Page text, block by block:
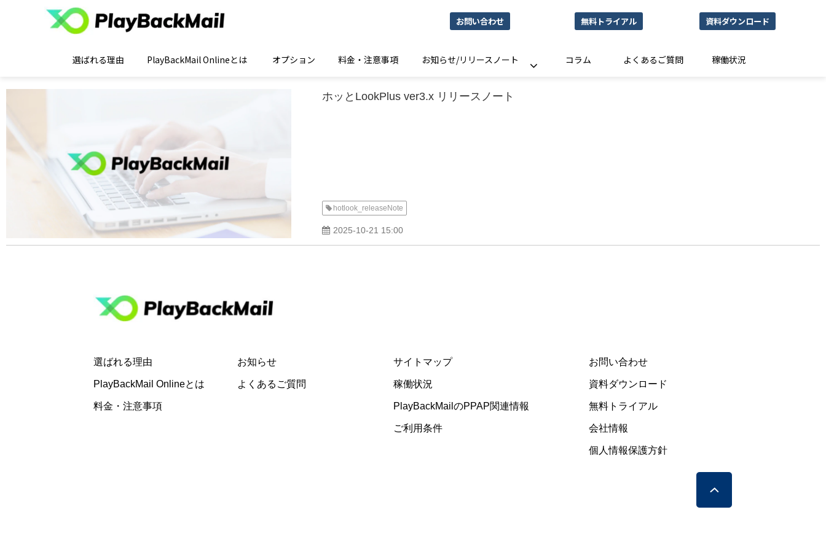
お問い合わせ 無料トライアル 資料ダウンロード
選ばれる理由 PlayBackMail Onlineとは オプション 料金・注意事項 お知らせ/リリースノート コラム よくあるご質問 稼働状況
ホッとLookPlus ver3.x リリースノート
hotlook_releaseNote
2025-10-21 15:00
選ばれる理由
PlayBackMail Onlineとは
料金・注意事項
お知らせ
よくあるご質問
サイトマップ
稼働状況
PlayBackMailのPPAP関連情報
ご利用条件
お問い合わせ
資料ダウンロード
無料トライアル
会社情報
個人情報保護方針